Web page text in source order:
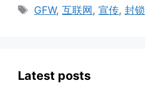
Tags
GFW,互联网,宣传,封锁
Latest posts